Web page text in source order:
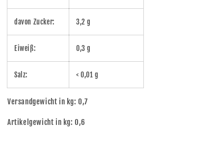
davon Zucker: 3,2 g
Eiweiß: 0,3 g
Salz: < 0,01 g
Versandgewicht in kg: 0,7
Artikelgewicht in kg: 0,6